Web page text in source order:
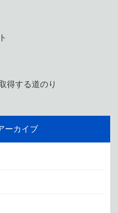
得する道のり
ーカイブ